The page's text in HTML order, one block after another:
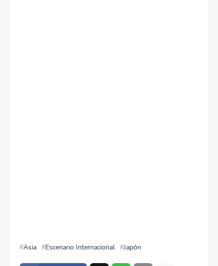
Asia Escenario Internacional Japón